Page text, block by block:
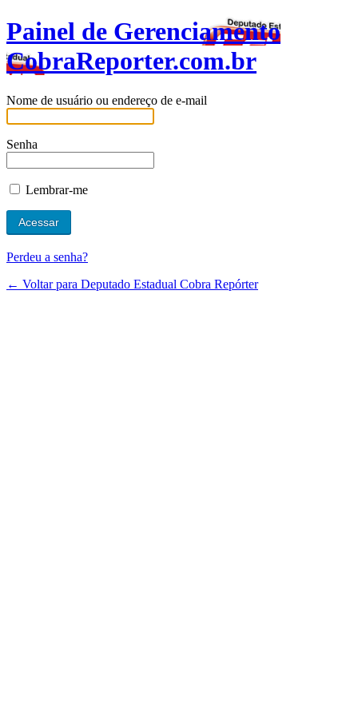
Painel de Gerenciamento
CobraReporter.com.br
Nome de usuário ou endereço de e-mail
Senha
Lembrar-me
Perdeu a senha?
← Voltar para Deputado Estadual Cobra Repórter